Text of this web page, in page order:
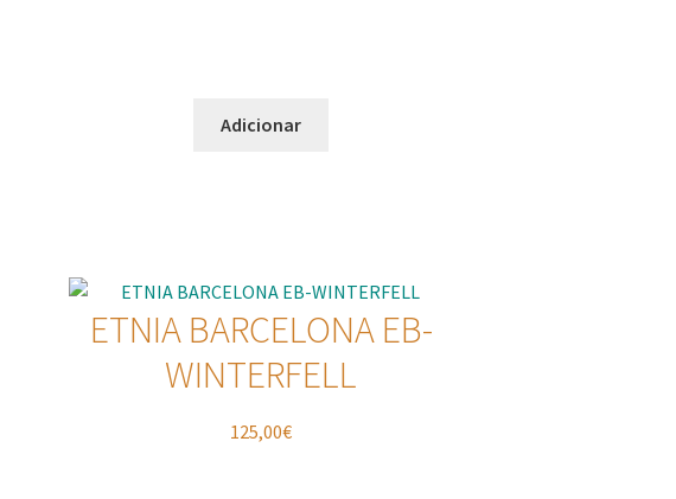
Adicionar
ETNIA BARCELONA EB-
WINTERFELL
125,00€